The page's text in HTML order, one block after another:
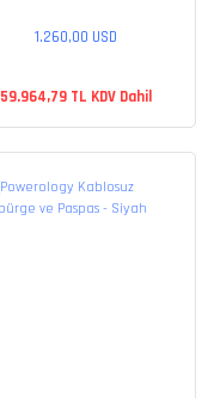
1.260,00 USD
59.964,79 TL KDV Dahil